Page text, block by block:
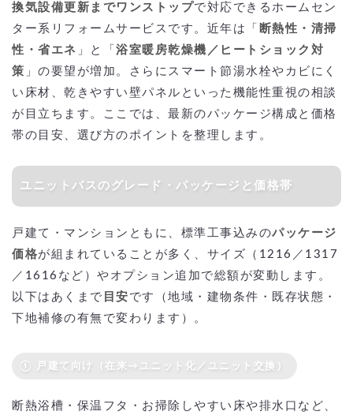
換気設備更新までワンストップで対応できるホームセン
ター系リフォームサービスです。近年は「 断熱性・清掃
性・省エネ 」と「 浴室暖房乾燥機／ヒートショック対
策 」の要望が増加。さらにスマート節湯水栓やカビにく
い床材、乾きやすい壁パネルといった機能性重視の相談
が目立ちます。ここでは、最新のパッケージ構成と価格
帯の目安、選び方のポイントを整理します。
ユニットバスのグレード・パッケージと価格帯
戸建て・マンションともに、標準工事込みのパッケージ
価格が組まれていることが多く、サイズ（1216／1317
／1616など）やオプション追加で総額が変動します。
以下はあくまで 目安 です（地域・建物条件・既存状態・
下地補修の有無で変わります）。
① 戸建て向け（在来→ユニット化／ユニット交換）
断熱浴槽・保温フタ・お掃除しやすい床や排水口など、